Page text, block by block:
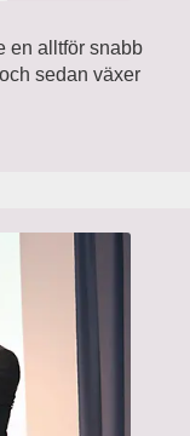
en alltför snabb
sedan växer